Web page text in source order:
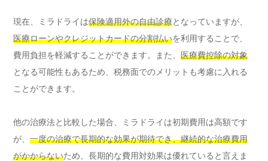
現在、ミラドライは保険適用外の自由診療となっていますが、
医療ローンやクレジットカードの分割払いを利用することで、
費用負担を軽減することができます。また、 医療費控除の対象
となる可能性もあるため、税務面でのメリットも考慮に入れる
ことができます。
他の治療法と比較した場合、ミラドライは初期費用は高額です
が、 一度の治療で長期的な効果が期待でき、継続的な治療費用
がかからないため、長期的な費用対効果は優れていると言えま